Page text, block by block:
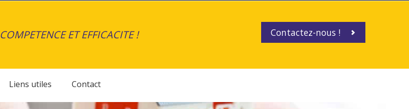
COMPETENCE ET EFFICACITE ! Contactez-nous !
Liens utiles Contact